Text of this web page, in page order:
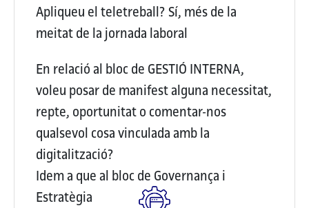
Apliqueu el teletreball? Sí, més de la
meitat de la jornada laboral
En relació al bloc de GESTIÓ INTERNA,
voleu posar de manifest alguna necessitat,
repte, oportunitat o comentar-nos
qualsevol cosa vinculada amb la
digitalització?
Idem a que al bloc de Governança i
Estratègia